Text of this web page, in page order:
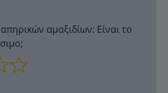
αμαξιδίων: Είναι το